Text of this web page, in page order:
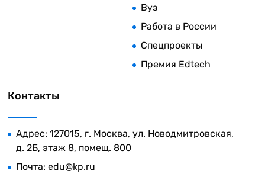
Вуз
Работа в России
Спецпроекты
Премия Edtech
Контакты
Адрес: 127015, г. Москва, ул. Новодмитровская,
д. 2Б, этаж 8, помещ. 800
Почта: edu@kp.ru